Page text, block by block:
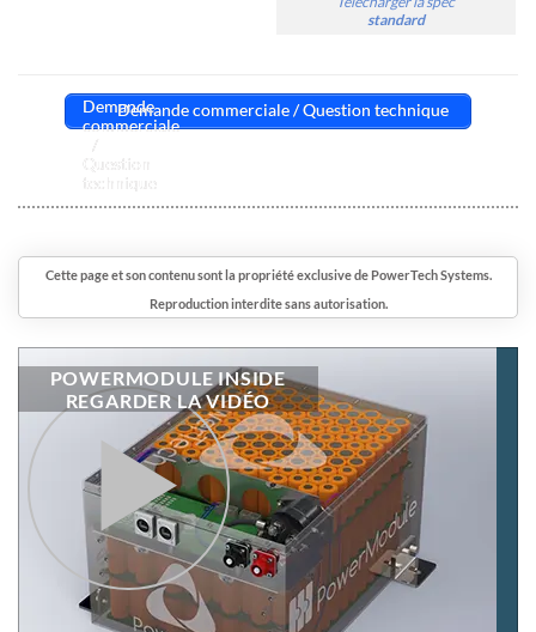
standard
Demande commerciale / Question technique
Cette page et son contenu sont la propriété exclusive de PowerTech Systems.
Reproduction interdite sans autorisation.
POWERMODULE INSIDE
REGARDER LA VIDÉO